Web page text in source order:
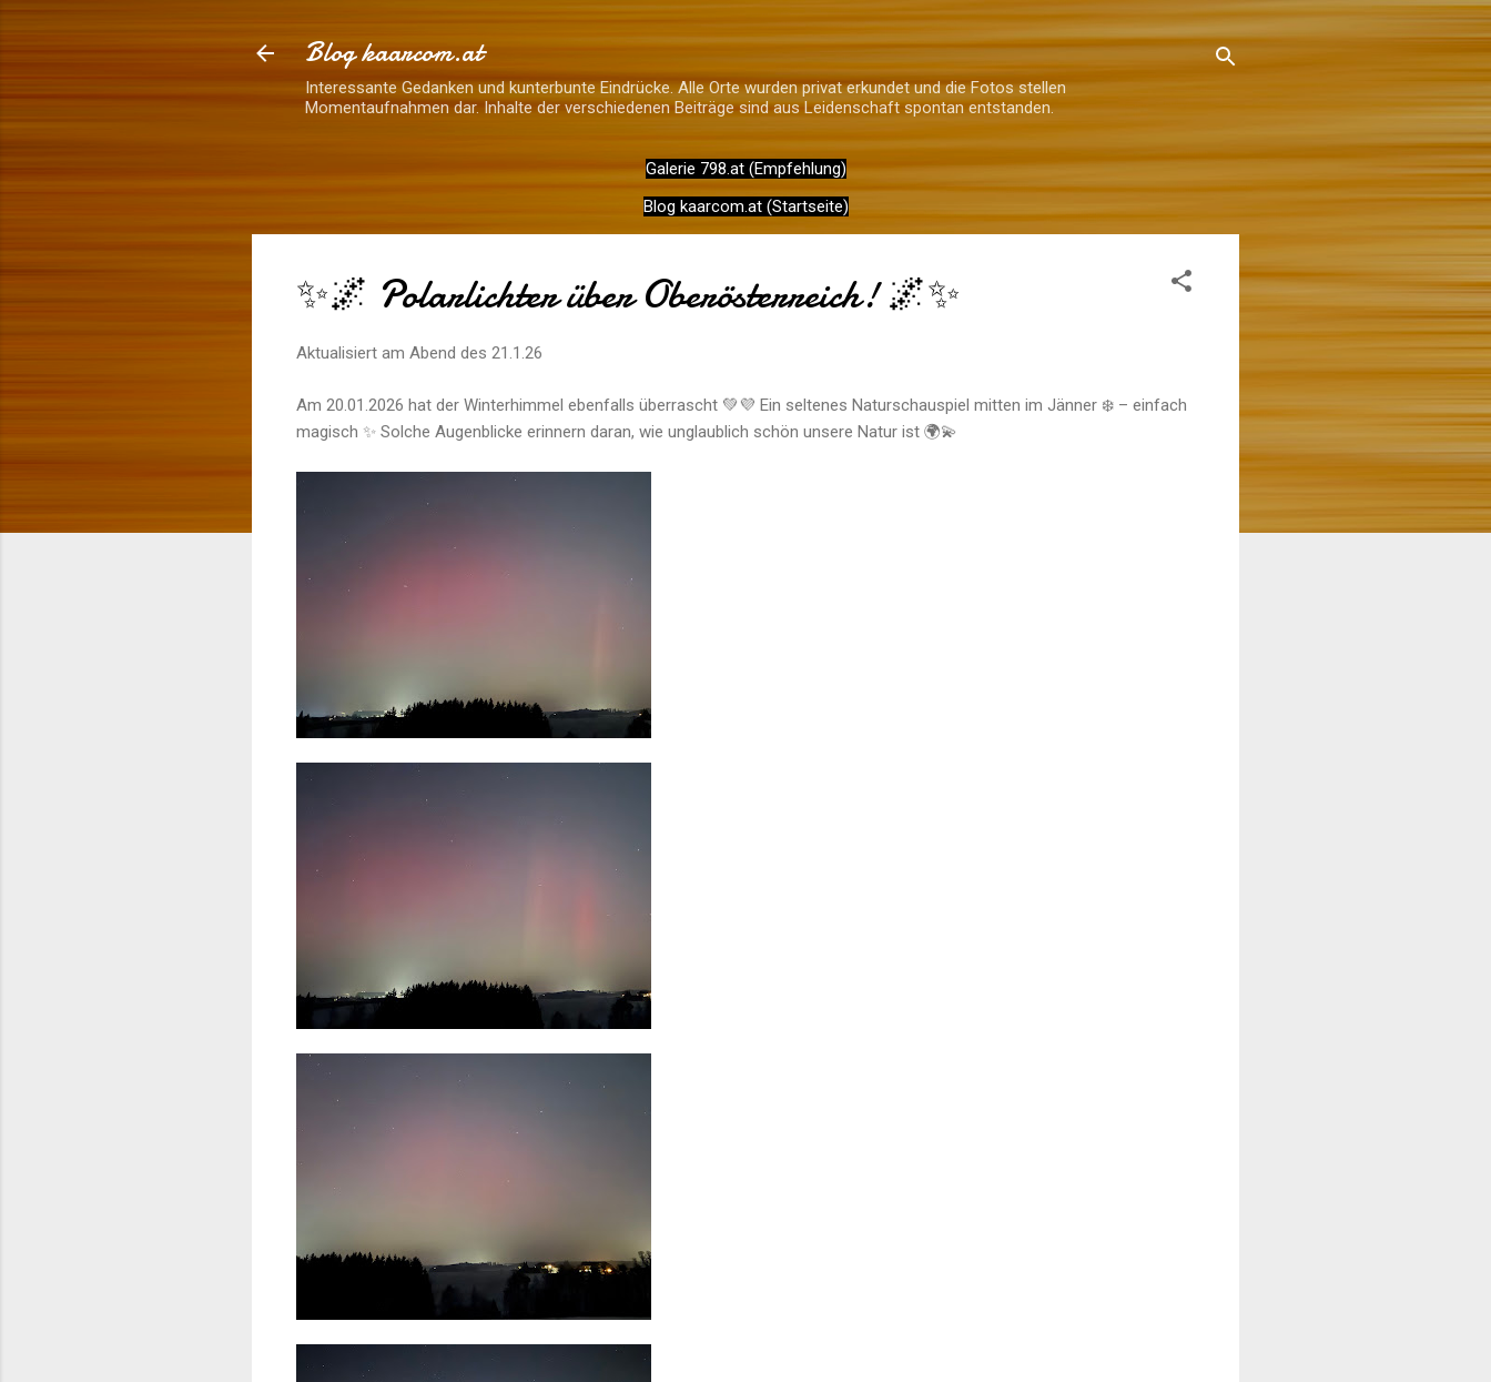
Direkt zum Hauptbereich
Blog kaarcom.at
Interessante Gedanken und kunterbunte Eindrücke. Alle Orte wurden privat erkundet und die Fotos stellen
Momentaufnahmen dar. Inhalte der verschiedenen Beiträge sind aus Leidenschaft spontan entstanden.
Galerie 798.at (Empfehlung)
Blog kaarcom.at (Startseite)
✨🌌 Polarlichter über Oberösterreich! 🌌✨
Aktualisiert am Abend des 21.1.26
Am 20.01.2026 hat der Winterhimmel ebenfalls überrascht 💚💜 Ein seltenes Naturschauspiel mitten im Jänner ❄️ – einfach
magisch ✨ Solche Augenblicke erinnern daran, wie unglaublich schön unsere Natur ist 🌍💫